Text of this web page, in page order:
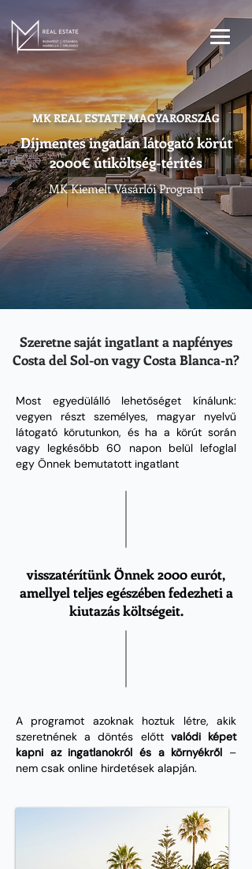
MK REAL ESTATE MAGYARORSZÁG
Díjmentes ingatlan látogató körút
2000€ útiköltség-térítés
MK Kiemelt Vásárlói Program
Szeretne saját ingatlant a napfényes
Costa del Sol-on vagy Costa Blanca-n?
Most egyedülálló lehetőséget kínálunk:
vegyen részt személyes, magyar nyelvű
látogató körutunkon, és ha a körút során
vagy legkésőbb 60 napon belül lefoglal
egy Önnek bemutatott ingatlant
visszatérítünk Önnek 2000 eurót,
amellyel teljes egészében fedezheti a
kiutazás költségeit.
A programot azoknak hoztuk létre, akik
szeretnének a döntés előtt valódi képet
kapni az ingatlanokról és a környékről –
nem csak online hirdetések alapján.